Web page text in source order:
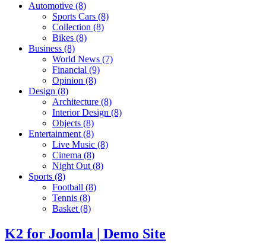
Automotive (8)
Sports Cars (8)
Collection (8)
Bikes (8)
Business (8)
World News (7)
Financial (9)
Opinion (8)
Design (8)
Architecture (8)
Interior Design (8)
Objects (8)
Entertainment(8)
Live Music (8)
Cinema (8)
Night Out(8)
Sports (8)
Football (8)
Tennis (8)
Basket(8)
K2 for Joomla | Demo Site